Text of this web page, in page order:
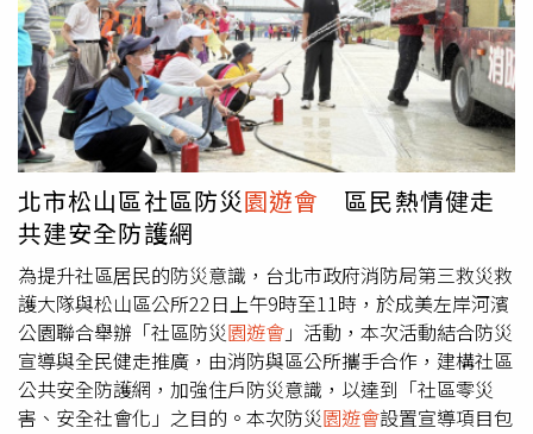
北市松山區社區防災園遊會 區民熱情健走
共建安全防護網
為提升社區居民的防災意識，台北市政府消防局第三救災救
護大隊與松山區公所22日上午9時至11時，於成美左岸河濱
公園聯合舉辦「社區防災園遊會 」活動，本次活動結合防災
宣導與全民健走推廣，由消防與區公所攜手合作，建構社區
公共安全防護網，加強住戶防災意識，以達到「社區零災
害、安全社會化」之目的。本次防災園遊會設置宣導項目包